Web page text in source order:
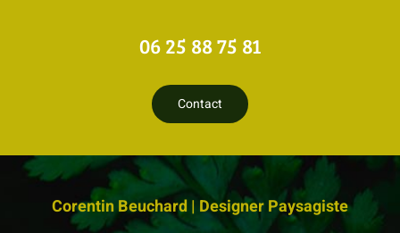
06 25 88 75 81
Contact
Corentin Beuchard | Designer Paysagiste